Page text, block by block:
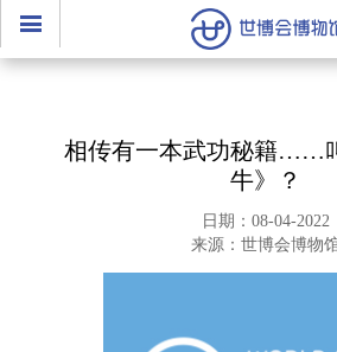
相传有一本武功秘籍……
牛》？
日期：08-04-2022
来源：世博会博物